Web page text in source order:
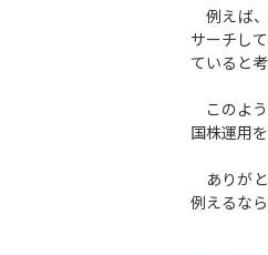
例えば
サーチし
ていると
このよ
国株運用
ありが
例えるな